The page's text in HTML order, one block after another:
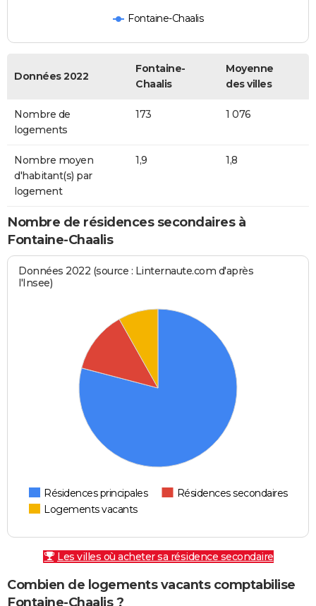
Fontaine-Chaalis
Données 2022
Fontaine-
Chaalis
Moyenne
des villes
Nombre de
logements
173 1 076
Nombre moyen
d'habitant(s) par
logement
1,9 1,8
Nombre de résidences secondaires à
Fontaine-Chaalis
Données 2022 (source : Linternaute.com d'après
l'Insee)
Résidences principales
Résidences secondaires
Logements vacants
Les villes où acheter sa résidence secondaire
Combien de logements vacants comptabilise
Fontaine-Chaalis ?